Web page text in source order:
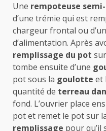
Une rempoteuse
d’une trémie qui est
chargeur frontal ou d’un
d’alimentation. Après
remplissage du pot
tombe ensuite d’une
pot sous la goulotte et
quantité de terreau
fond. L’ouvrier place
pot et remet le pot sur
remplissage pour qu’il